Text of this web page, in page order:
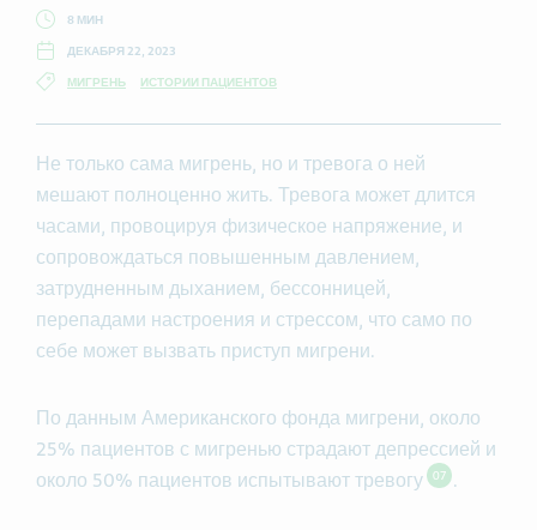
8 МИН
ДЕКАБРЯ 22, 2023
МИГРЕНЬ ИСТОРИИ ПАЦИЕНТОВ
Не только сама мигрень, но и тревога о ней
мешают полноценно жить. Тревога может длится
часами, провоцируя физическое напряжение, и
сопровождаться повышенным давлением,
затрудненным дыханием, бессонницей,
перепадами настроения и стрессом, что само по
себе может вызвать приступ мигрени.
По данным Американского фонда мигрени, около
25% пациентов с мигренью страдают депрессией и
около 50% пациентов испытывают тревогу 07 .